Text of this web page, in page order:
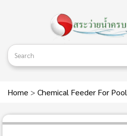
Home > Chemical Feeder For Pool